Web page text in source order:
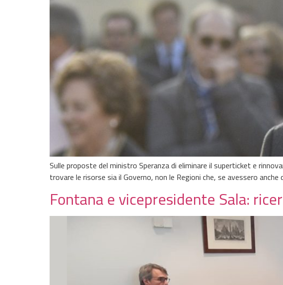
Sulle proposte del ministro Speranza di eliminare il superticket e
trovare le risorse sia il Governo, non le Regioni che, se avessero
Fontana e vicepresidente Sala: